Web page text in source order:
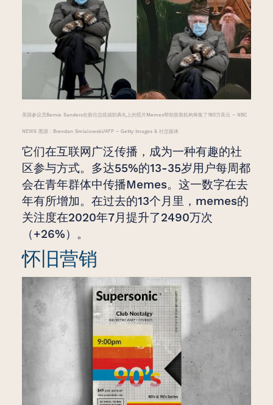
美国参议员Bernie Sanders在新任总统就职典礼上的照片Memes帮助慈善机构筹集了180万美元 – NBC
NEWS 图源：Brendan Smialowski/AFP – Getty Images & 社交媒体
它们在互联网广泛传播，成为一种有趣的社
区参与方式。多达55%的13-35岁用户每周都
会在青年群体中传播Memes。这一数字在去
年有所增加。在过去的13个月里，memes的
关注度在2020年7月提升了2490万次
（+26%）。
怀旧营销